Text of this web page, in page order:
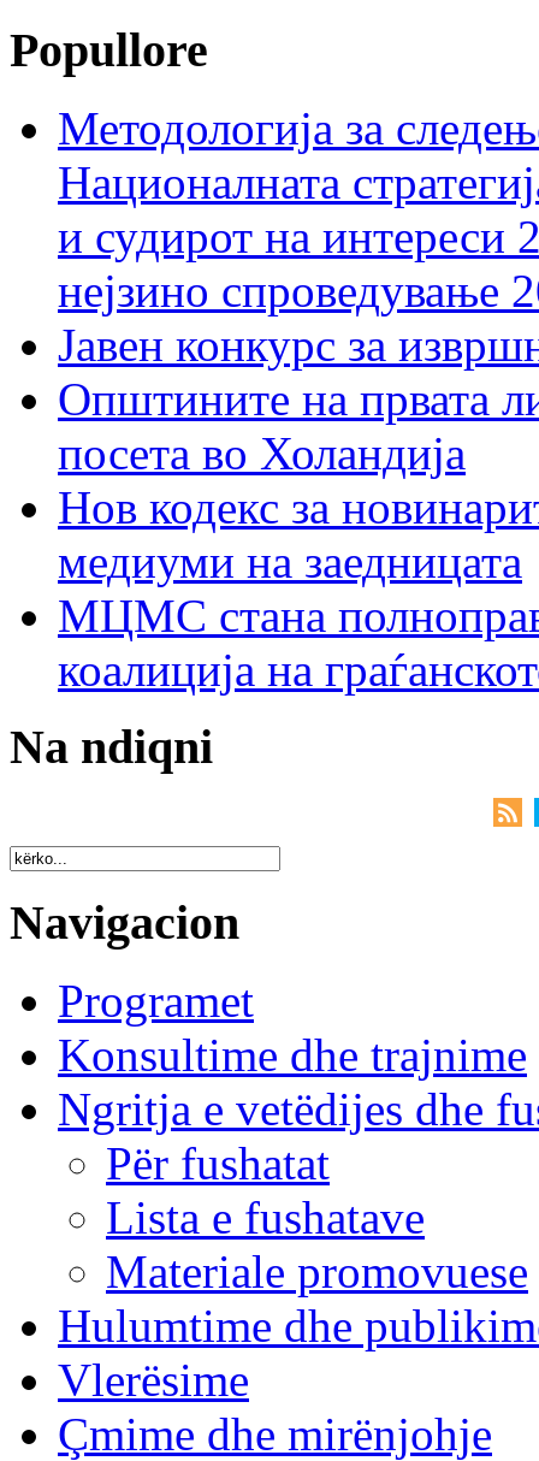
Popullore
Методологија за
Националната
и судирот на интереси
нејзино спроведување
Јавен конкурс за
Општините на првата
посета во Холандија
Нов кодекс за
медиуми на заедницата
МЦМС стана
коалиција на
Na ndiqni
Navigacion
Programet
Konsultime dhe trajnime
Ngritja e vetëdijes dhe
Për fushatat
Lista e fushatave
Materiale promovuese
Hulumtime dhe
Vlerësime
Çmime dhe mirënjohje